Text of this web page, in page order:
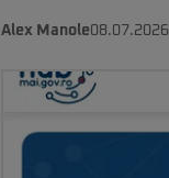
Alex Manole08.07.2026